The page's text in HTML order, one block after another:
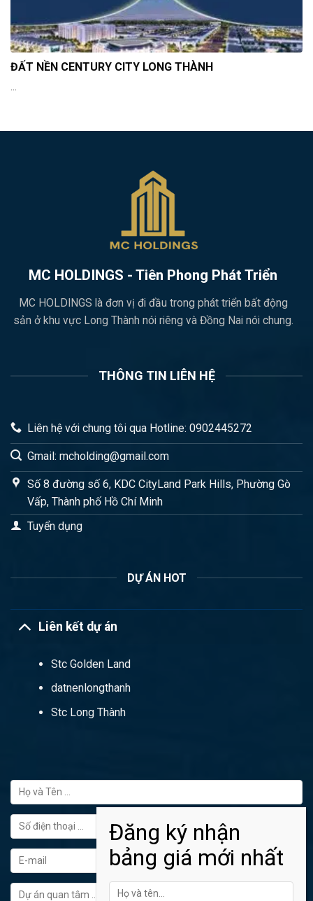
ĐẤT NỀN CENTURY CITY LONG THÀNH
...
MC HOLDINGS - Tiên Phong Phát Triển
MC HOLDINGS là đơn vị đi đầu trong phát triển bất động
sản ở khu vực Long Thành nói riêng và Đồng Nai nói chung.
THÔNG TIN LIÊN HỆ
Liên hệ với chung tôi qua Hotline: 0902445272
Gmail: mcholding@gmail.com
Số 8 đường số 6, KDC CityLand Park Hills, Phường Gò
Vấp, Thành phố Hồ Chí Minh
Tuyển dụng
DỰ ÁN HOT
Liên kết dự án
Stc Golden Land
datnenlongthanh
Stc Long Thành
FORM ĐĂNG KÝ TƯ VẤN